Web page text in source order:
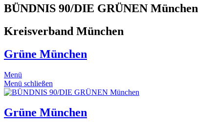
BÜNDNIS 90/DIE GRÜNEN München
Kreisverband München
Grüne München
Menü
Menü schließen
Grüne München